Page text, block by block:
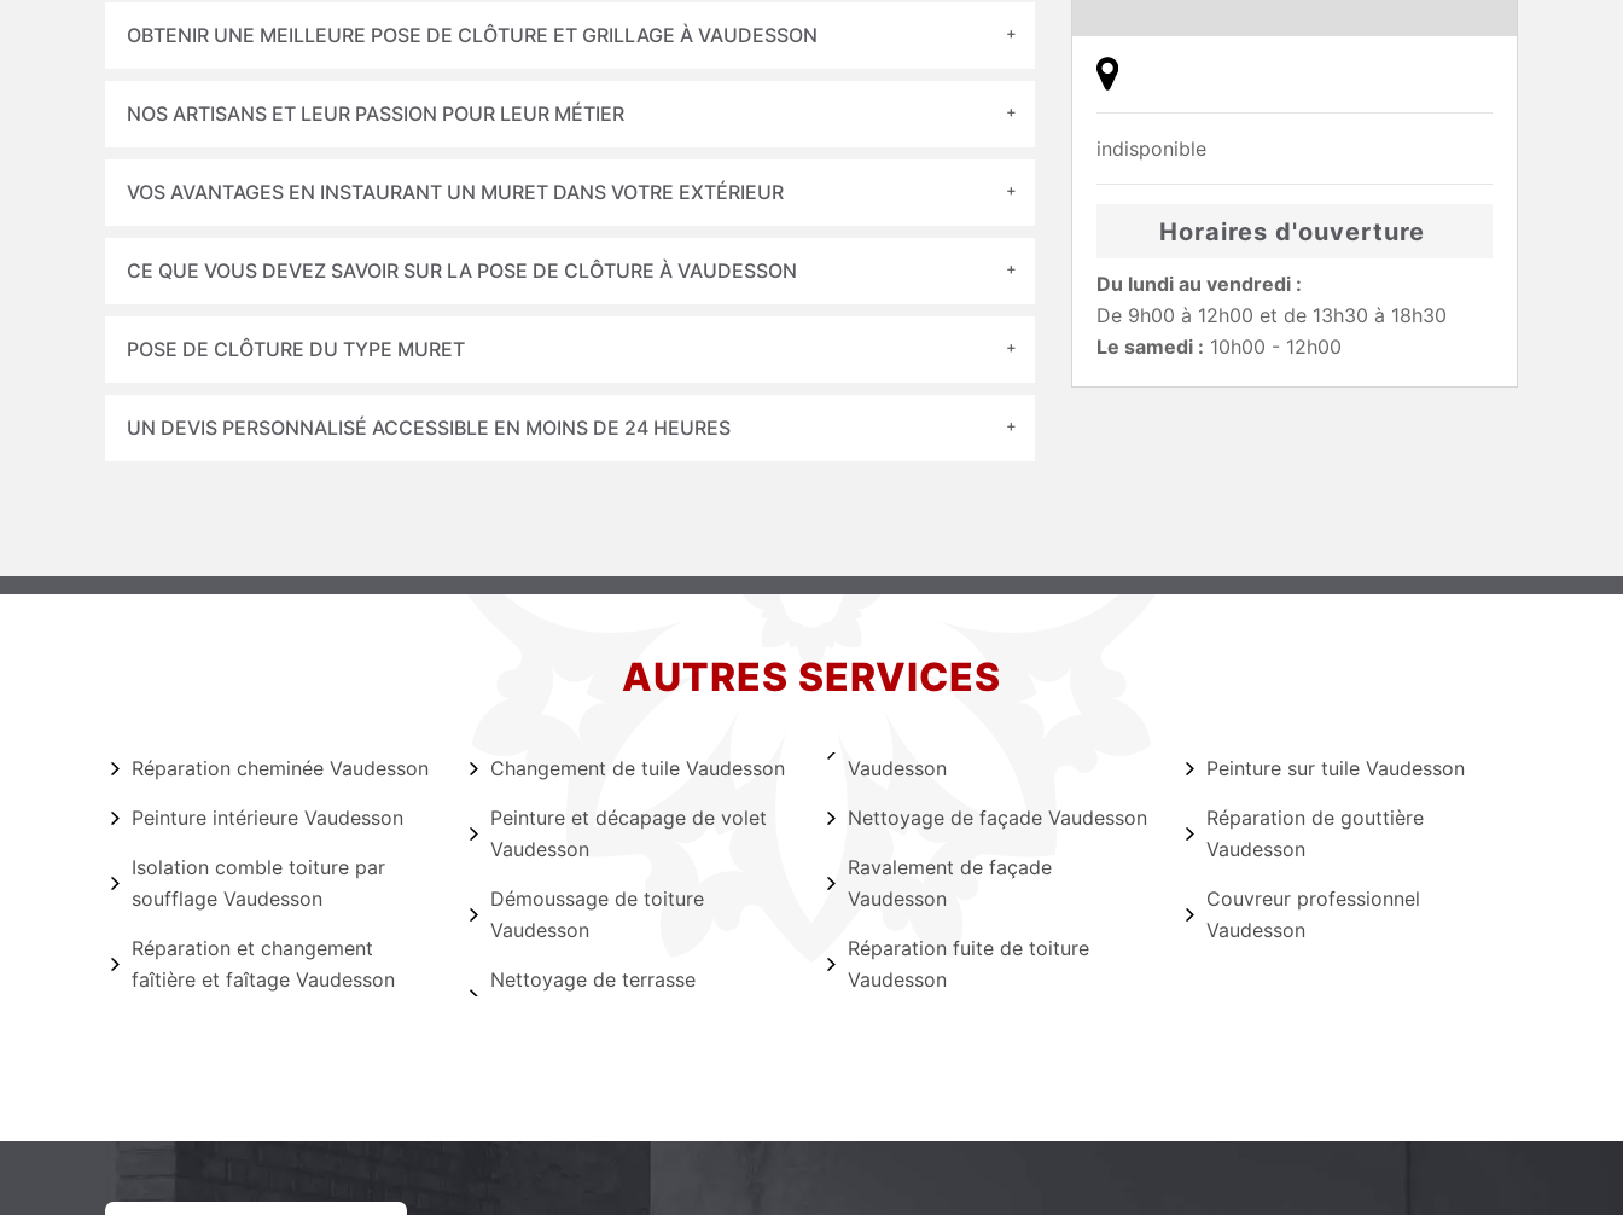
OBTENIR UNE MEILLEURE POSE DE CLÔTURE ET GRILLAGE À VAUDESSON
NOS ARTISANS ET LEUR PASSION POUR LEUR MÉTIER
VOS AVANTAGES EN INSTAURANT UN MURET DANS VOTRE EXTÉRIEUR
CE QUE VOUS DEVEZ SAVOIR SUR LA POSE DE CLÔTURE À VAUDESSON
POSE DE CLÔTURE DU TYPE MURET
UN DEVIS PERSONNALISÉ ACCESSIBLE EN MOINS DE 24 HEURES
indisponible
Horaires d'ouverture
Du lundi au vendredi :
De 9h00 à 12h00 et de 13h30 à 18h30
Le samedi : 10h00 - 12h00
AUTRES SERVICES
Réparation cheminée Vaudesson
Peinture intérieure Vaudesson
Isolation comble toiture par
soufflage Vaudesson
Réparation et changement
faîtière et faîtage Vaudesson
Changement de tuile Vaudesson
Peinture et décapage de volet
Vaudesson
Démoussage de toiture
Vaudesson
Nettoyage de terrasse
Vaudesson
Nettoyage de façade Vaudesson
Ravalement de façade
Vaudesson
Réparation fuite de toiture
Vaudesson
Peinture sur tuile Vaudesson
Réparation de gouttière
Vaudesson
Couvreur professionnel
Vaudesson